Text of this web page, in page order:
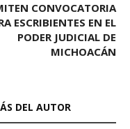
CONVOCATORIA
ESCRIBIENTES EN EL
PODER JUDICIAL DE
MICHOACÁN
DEL AUTOR